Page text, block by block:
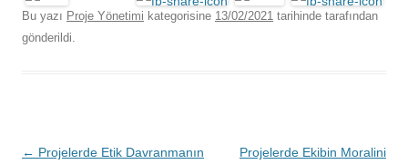
Bu yazı Proje Yönetimi kategorisine 13/02/2021 tarihinde tarafından
gönderildi.
Yazı
← Projelerde Etik Davranmanın Projelerde Ekibin Moralini